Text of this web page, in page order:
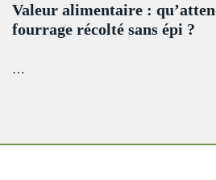
Valeur alimentaire :
fourrage récolté sans épi ?
…